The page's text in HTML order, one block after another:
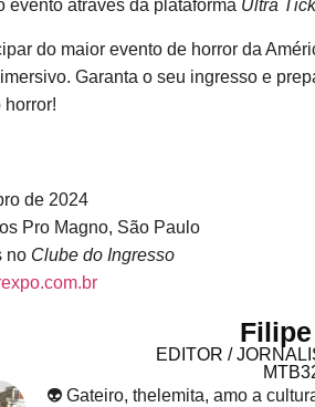
evento através da plataforma Ultra
do maior evento de horror da
Garanta o seu ingresso e
de 2024
Pro Magno, São Paulo
no Clube do Ingresso
EDITOR /
👽 Gateiro, thelemita, amo a